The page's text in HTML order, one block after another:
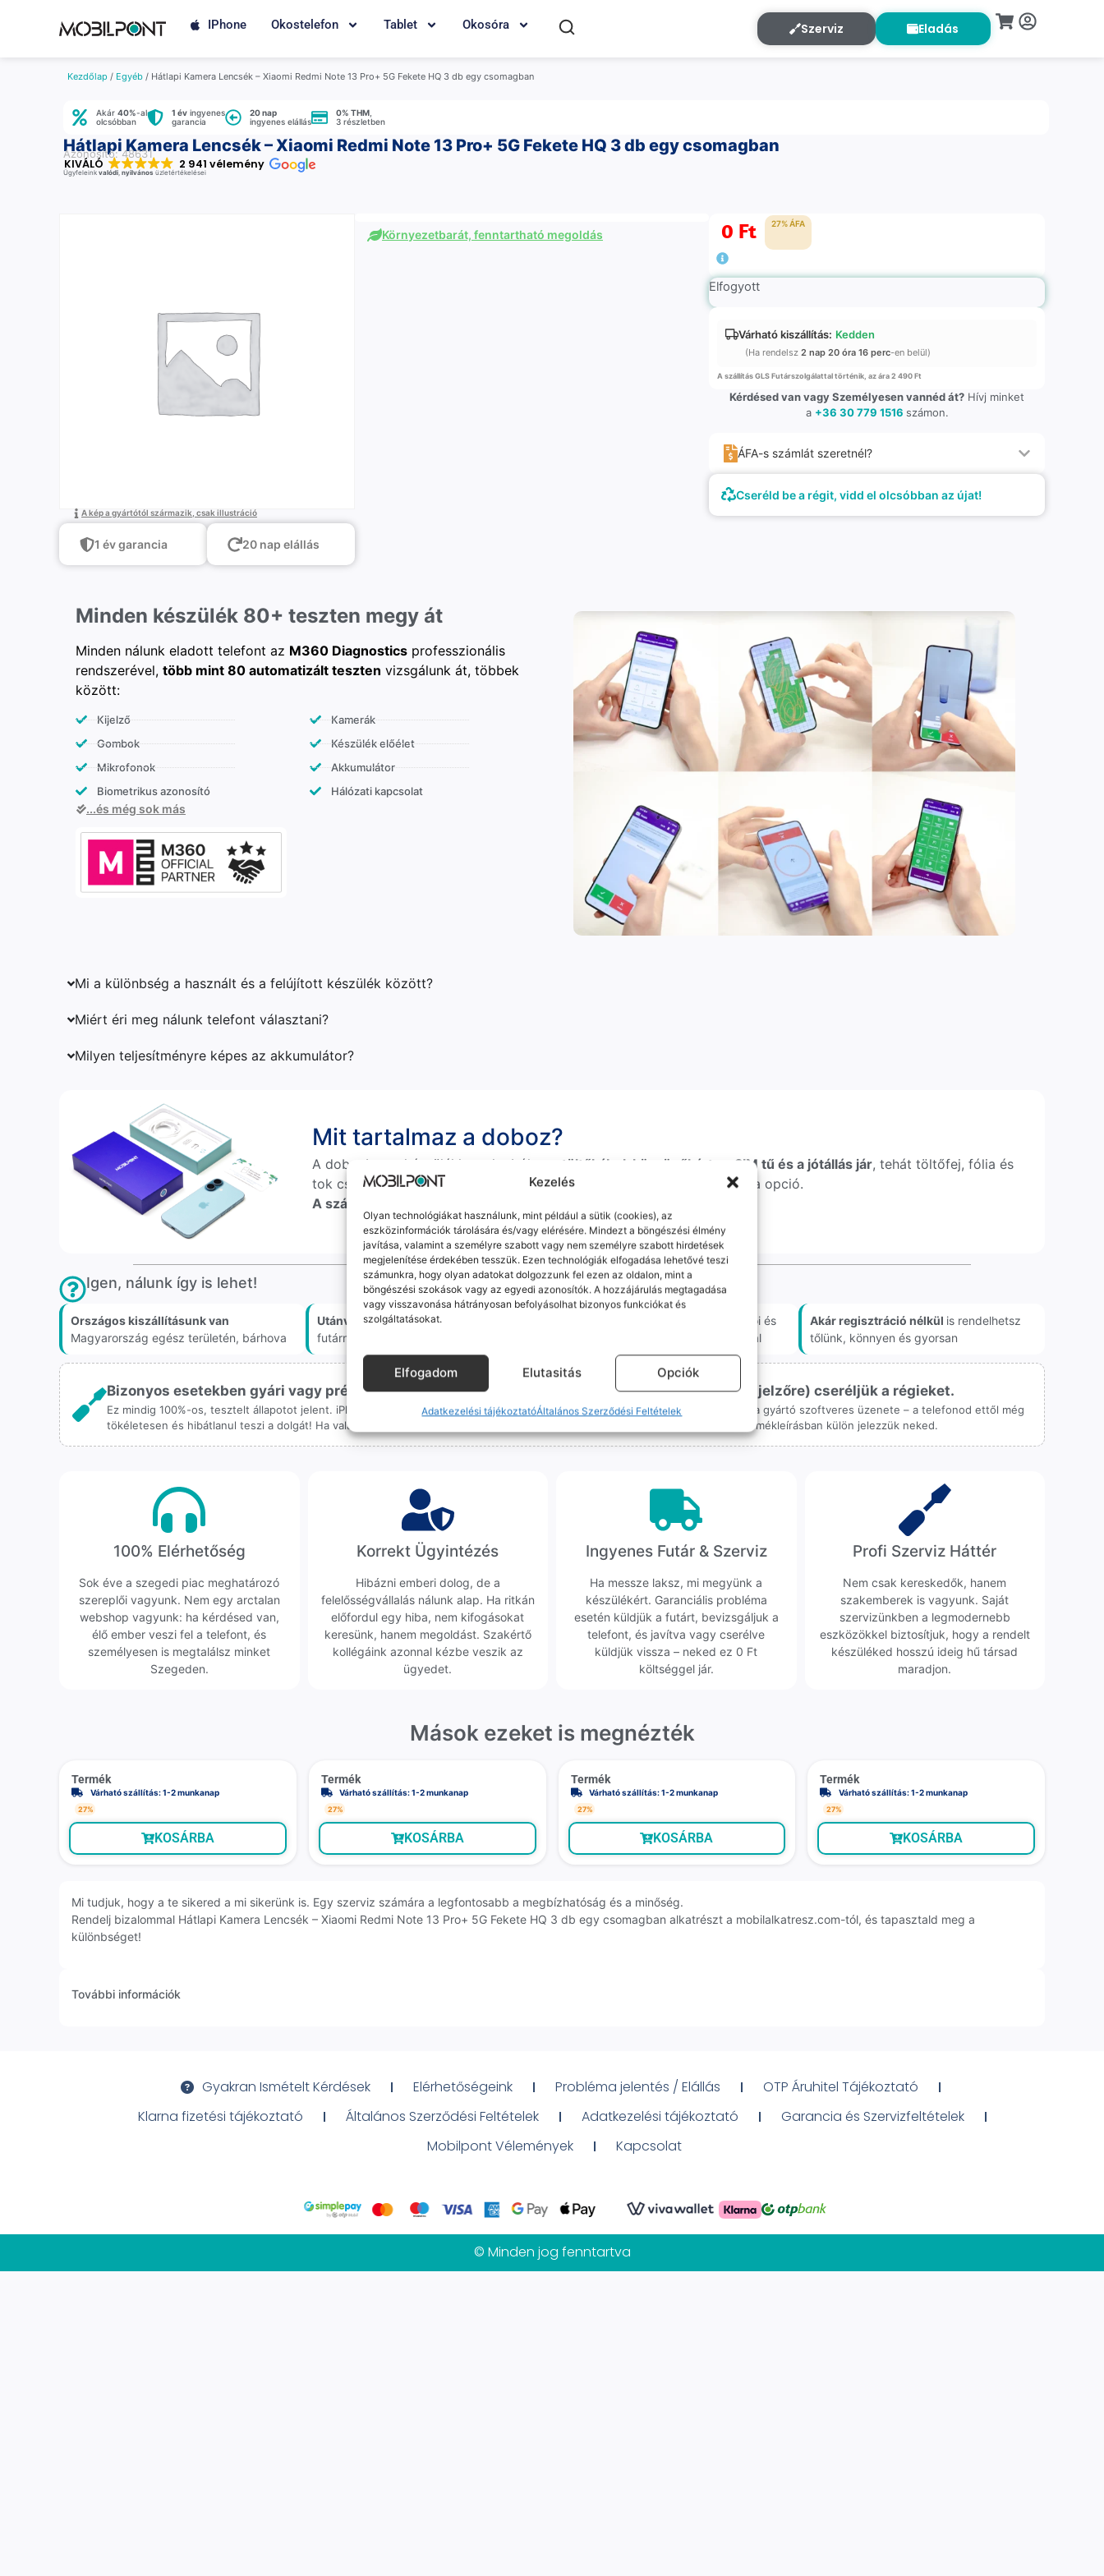
Kezelés
Olyan technológiákat használunk, mint például a sütik (cookies), az
eszközinformációk tárolására és/vagy elérésére. Mindezt a böngészési élmény
javítása, valamint a személyre szabott vagy nem személyre szabott hirdetések
megjelenítése érdekében tesszük. Ezen technológiák elfogadása lehetővé teszi
számunkra, hogy olyan adatokat dolgozzunk fel ezen az oldalon, mint a
böngészési szokások vagy az egyedi azonosítók. A hozzájárulás megtagadása
vagy visszavonása hátrányosan befolyásolhat bizonyos funkciókat és
szolgáltatásokat.
Elfogadom Elutasitás Opciók
Adatkezelési tájékoztatóÁltalános Szerződési Feltételek
IPhone Okostelefon Tablet Okosóra Szerviz Eladás
Kezdőlap / Egyéb / Hátlapi Kamera Lencsék – Xiaomi Redmi Note 13 Pro+ 5G Fekete HQ 3 db egy csomagban
Akár 40%-al
olcsóbban
1 év ingyenes
garancia
20 nap
ingyenes elállás
0% THM
3 részletben
Hátlapi Kamera Lencsék – Xiaomi Redmi Note 13 Pro+ 5G Fekete HQ 3 db egy csomagban
Azonosító: 48631
KIVÁLÓ 2 941 vélemény
Ügyfeleink valódi, nyilvános üzletértékelései
A kép a gyártótól származik, csak illustráció
1 év garancia 20 nap elállás
Környezetbarát, fenntartható megoldás 0 Ft 27% ÁFA
Elfogyott
Várható kiszállítás: Kedden
(Ha rendelsz2 nap 20 óra 16 perc-en belül)
A szállítás GLS Futárszolgálattal történik, az ára 2 490 Ft
Kérdésed van vagy Személyesen vannéd át? Hívj minket
a +36 30 779 1516 számon.
ÁFA-s számlát szeretnél?
Cseréld be a régit, vidd el olcsóbban az újat!
Minden készülék 80+ teszten megy át
Minden nálunk eladott telefont az M360 Diagnostics professzionális
rendszerével, több mint 80 automatizált teszten vizsgálunk át, többek
között:
Kijelző
Gombok
Mikrofonok
Biometrikus azonosító
Kamerák
Készülék előélet
Akkumulátor
Hálózati kapcsolat
...és még sok más
Mi a különbség a használt és a felújított készülék között?
Miért éri meg nálunk telefont választani?
Milyen teljesítményre képes az akkumulátor?
Mit tartalmaz a doboz?
A dobozban a készülékhez alapból egy töltőkábel, köszönőkártya, SIM tű és a jótállás jár, tehát töltőfej, fólia és
tok csak akkor, ha kiválasztja a rendeléskor a termékoldalon, mint extra opció.
A számlát a vásárlásról az ügyfelek emailben kapják.
Igen, nálunk így is lehet!
Országos kiszállításunk van
Magyarország egész területén, bárhova
Utánvét akár készpénzben
futárnál, amikor megérkezik a csomagod
Makói és
Szegedi üzletünkben is akár azonnal
Akár regisztráció nélkül is rendelhetsz
tőlünk, könnyen és gyorsan
Bizonyos esetekben gyári vagy prémium minőségű alkatrészekre (pl. új akkumulátorra vagy kijelzőre) cseréljük a régieket.
Ez mindig 100%-os, tesztelt állapotot jelent. iPhone-oknál előfordulhat az "Ismeretlen alkatrész" jelzés, de ne aggódj, ez csak a gyártó szoftveres üzenete – a telefonod ettől még
tökéletesen és hibátlanul teszi a dolgát! Ha valahol (pl. Samsung S-széria) a gyárinál rosszabb minőségű az alkatrész, azt a termékleírásban külön jelezzük neked.
100% Elérhetőség
Sok éve a szegedi piac meghatározó
szereplői vagyunk. Nem egy arctalan
webshop vagyunk: ha kérdésed van,
élő ember veszi fel a telefont, és
személyesen is megtalálsz minket
Szegeden.
Korrekt Ügyintézés
Hibázni emberi dolog, de a
felelősségvállalás nálunk alap. Ha ritkán
előfordul egy hiba, nem kifogásokat
keresünk, hanem megoldást. Szakértő
kollégáink azonnal kézbe veszik az
ügyedet.
Ingyenes Futár & Szerviz
Ha messze laksz, mi megyünk a
készülékért. Garanciális probléma
esetén küldjük a futárt, bevizsgáljuk a
telefont, és javítva vagy cserélve
küldjük vissza – neked ez 0 Ft
költséggel jár.
Profi Szerviz Háttér
Nem csak kereskedők, hanem
szakemberek is vagyunk. Saját
szervizünkben a legmodernebb
eszközökkel biztosítjuk, hogy a rendelt
készüléked hosszú ideig hű társad
maradjon.
Mások ezeket is megnézték
Termék
Várható szállítás: 1-2 munkanap
27%
KOSÁRBA
Termék
Várható szállítás: 1-2 munkanap
27%
KOSÁRBA
Termék
Várható szállítás: 1-2 munkanap
27%
KOSÁRBA
Termék
Várható szállítás: 1-2 munkanap
27%
KOSÁRBA
Mi tudjuk, hogy a te sikered a mi sikerünk is. Egy szerviz számára a legfontosabb a megbízhatóság és a minőség.
Rendelj bizalommal Hátlapi Kamera Lencsék – Xiaomi Redmi Note 13 Pro+ 5G Fekete HQ 3 db egy csomagban alkatrészt a mobilalkatresz.com-tól, és tapasztald meg a
különbséget!
További információk
Gyakran Ismételt Kérdések Elérhetőségeink Probléma jelentés / Elállás
OTP Áruhitel Tájékoztató
Klarna fizetési tájékoztató
Általános Szerződési Feltételek Adatkezelési tájékoztató
Garancia és Szervizfeltételek
Mobilpont Vélemények
Kapcsolat
© Minden jog fenntartva